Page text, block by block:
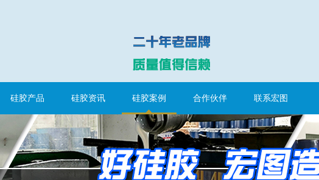
硅胶产品 硅胶资讯 硅胶案例 合作伙伴 联系宏图